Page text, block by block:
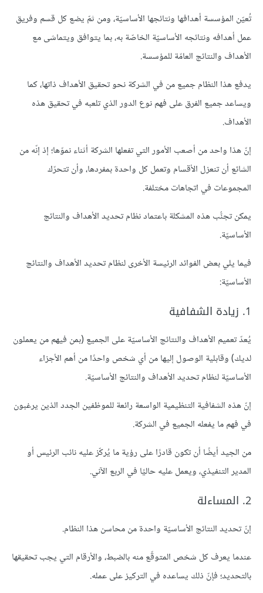
تُعيّن المؤسسة أهدافها ونتائجها الأساسيّة، ومن ثمّ يضع كل قسم وفريق
عمل أهدافه ونتائجه الأساسيّة الخاصّة به، بما يتوافق ويتماشى مع
الأهداف والنتائج العامّة للمؤسسة.
يدفع هذا النظام جميع من في الشركة نحو تحقيق الأهداف ذاتها، كما
ويساعد جميع الفرق على فهم نوع الدور الذي تلعبه في تحقيق هذه
الأهداف.
إنّ هذا واحد من أصعب الأمور التي تفعلها الشركة أثناء نموّها؛ إذ إنّه من
الشائع أن تنعزل الأقسام وتعمل كل واحدة بمفردها، وأن تتحرّك
المجموعات في اتجاهات مختلفة.
يمكن تجنُّب هذه المشكلة باعتماد نظام تحديد الأهداف والنتائج
الأساسيّة.
فيما يلي بعض الفوائد الرئيسة الأخرى لنظام تحديد الأهداف والنتائج
الأساسيّة:
1. زيادة الشفافية
يُعدّ تعميم الأهداف والنتائج الأساسيّة على الجميع (بمن فيهم من يعملون
لديك) وقابلية الوصول إليها من أي شخص واحدًا من أهم الأجزاء
الأساسيّة لنظام تحديد الأهداف والنتائج الأساسيّة.
إنّ هذه الشفافية التنظيمية الواسعة رائعة للموظفين الجدد الذين يرغبون
في فهم ما يفعله الجميع في الشركة.
من الجيد أيضًا أن تكون قادرًا على رؤية ما يُركّز عليه نائب الرئيس أو
المدير التنفيذي، ويعمل عليه حاليًا في الربع الآني.
2. المساءلة
إنّ تحديد النتائج الأساسيّة واحدة من محاسن هذا النظام.
عندما يعرف كل شخص المتوقّع منه بالضبط، والأرقام التي يجب تحقيقها
بالتحديد؛ فإنّ ذلك يساعده في التركيز على عمله.